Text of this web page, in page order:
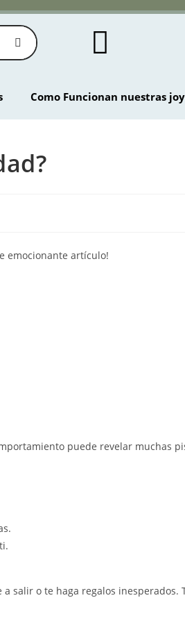
Como Funcionan nuestras
emocionante artículo!
puede revelar muchas
salir o te haga regalos inesperados.